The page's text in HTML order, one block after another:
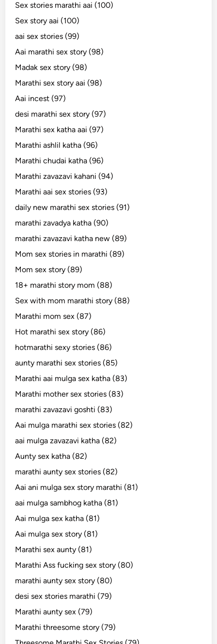
Sex stories marathi aai (100)
Sex story aai (100)
aai sex stories (99)
Aai marathi sex story (98)
Madak sex story (98)
Marathi sex story aai (98)
Aai incest (97)
desi marathi sex story (97)
Marathi sex katha aai (97)
Marathi ashlil katha (96)
Marathi chudai katha (96)
Marathi zavazavi kahani (94)
Marathi aai sex stories (93)
daily new marathi sex stories (91)
marathi zavadya katha (90)
marathi zavazavi katha new (89)
Mom sex stories in marathi (89)
Mom sex story (89)
18+ marathi story mom (88)
Sex with mom marathi story (88)
Marathi mom sex (87)
Hot marathi sex story (86)
hotmarathi sexy stories (86)
aunty marathi sex stories (85)
Marathi aai mulga sex katha (83)
Marathi mother sex stories (83)
marathi zavazavi goshti (83)
Aai mulga marathi sex stories (82)
aai mulga zavazavi katha (82)
Aunty sex katha (82)
marathi aunty sex stories (82)
Aai ani mulga sex story marathi (81)
aai mulga sambhog katha (81)
Aai mulga sex katha (81)
Aai mulga sex story (81)
Marathi sex aunty (81)
Marathi Ass fucking sex story (80)
marathi aunty sex story (80)
desi sex stories marathi (79)
Marathi aunty sex (79)
Marathi threesome story (79)